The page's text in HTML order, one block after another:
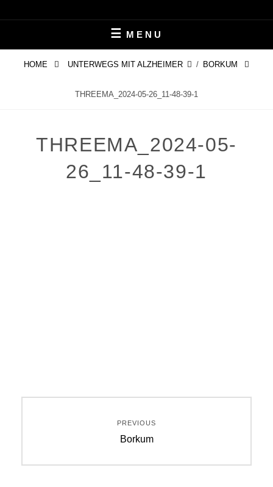
to
PERIFAIR
MENU
HOME UNTERWEGS MIT ALZHEIMER / BORKUM
THREEMA_2024-05-26_11-48-39-1
THREEMA_2024-05-
26_11-48-39-1
PREVIOUS
Previous
Borkum